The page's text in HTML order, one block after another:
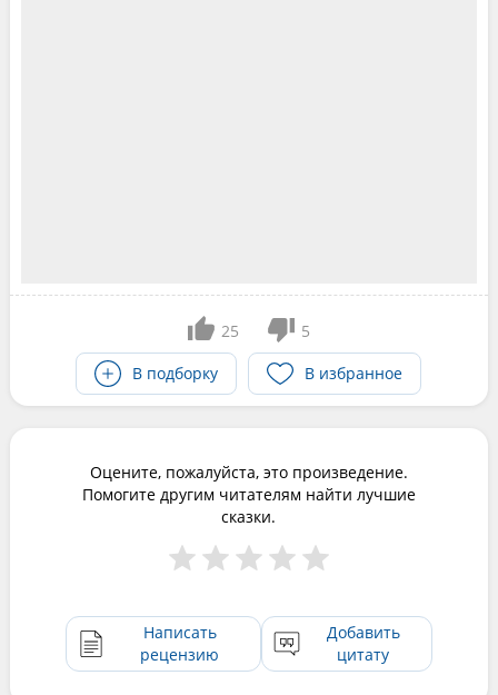
25
5
В подборку
В избранное
Оцените, пожалуйста, это произведение.
Помогите другим читателям найти лучшие
сказки.
Написать
рецензию
Добавить
цитату